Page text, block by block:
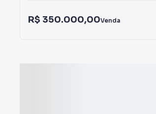
R$ 350.000,00Venda